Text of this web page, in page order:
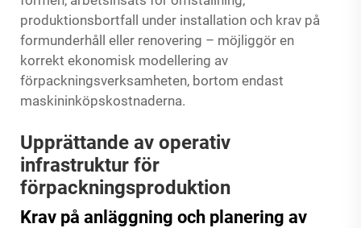
produktionsbortfall under installation och krav på
formunderhåll eller renovering – möjliggör en
korrekt ekonomisk modellering av
förpackningsverksamheten, bortom endast
maskininköpskostnaderna.
Upprättande av operativ
infrastruktur för
förpackningsproduktion
Krav på anläggning och planering av